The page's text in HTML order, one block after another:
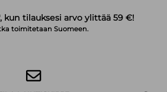
tilauksesi arvo ylittää 59 €!
toimitetaan Suomeen.